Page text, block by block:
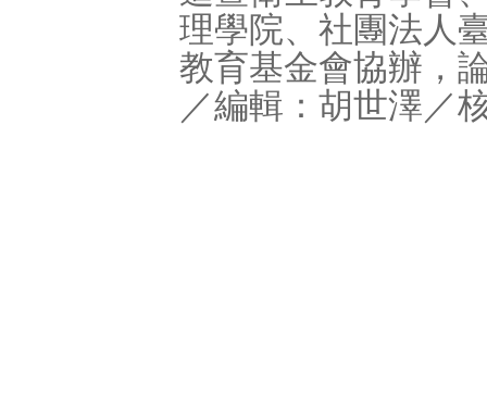
理學院、社團法人
教育基金會協辦，
／編輯：胡世澤／